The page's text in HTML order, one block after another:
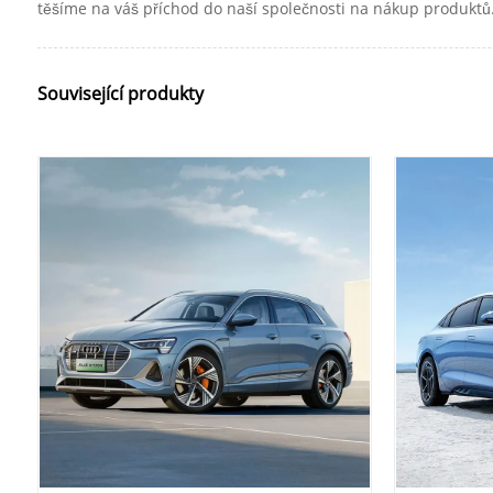
těšíme na váš příchod do naší společnosti na nákup
Související produkty